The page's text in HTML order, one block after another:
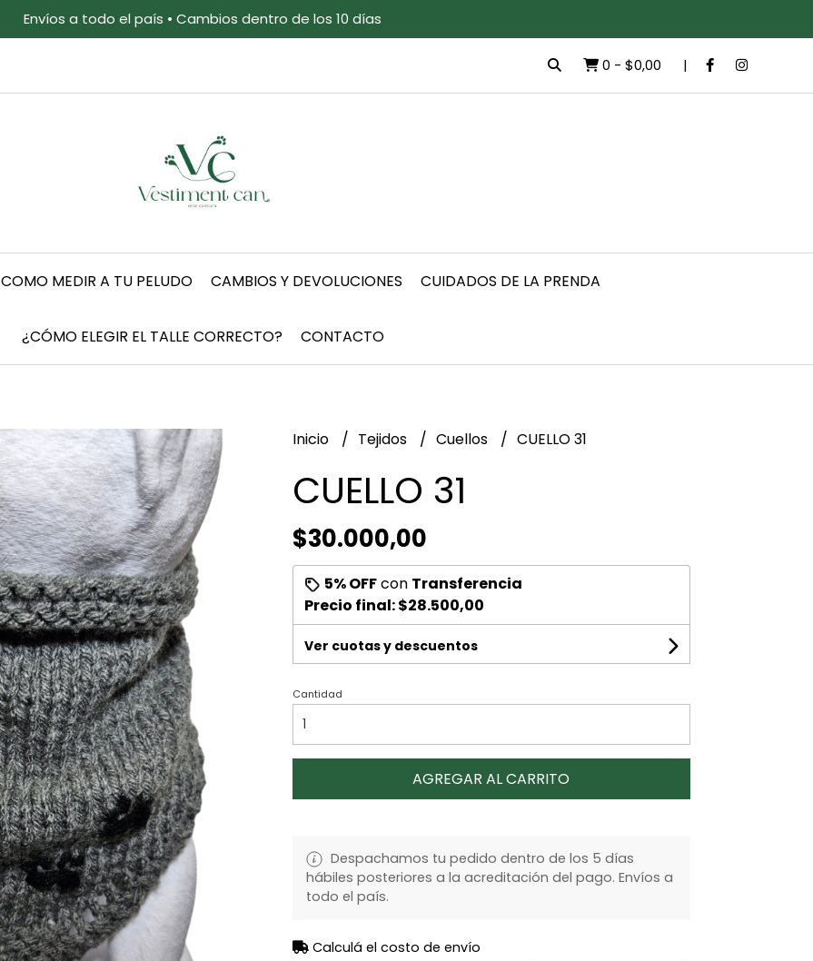
Envíos a todo el país • Cambios dentro de los 10 días
0 - $0,00
COMO MEDIR A TU PELUDO CAMBIOS Y DEVOLUCIONES CUIDADOS DE LA PRENDA
¿CÓMO ELEGIR EL TALLE CORRECTO? CONTACTO
Inicio Tejidos Cuellos CUELLO 31
CUELLO 31
$30.000,00
5% OFFcon Transferencia
Precio final:$28.500,00
Ver cuotas y descuentos
Cantidad
AGREGAR AL CARRITO
Despachamos tu pedido dentro de los 5 días
hábiles posteriores a la acreditación del pago. Envíos a
todo el país.
Calculá el costo de envío